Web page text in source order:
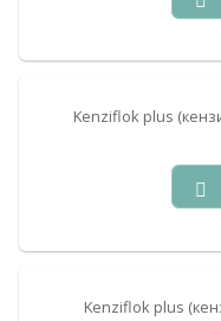
Kenziflok plus
Kenziflok plus